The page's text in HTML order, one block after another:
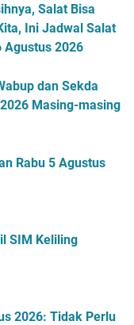
Salat Bisa
Ini Jadwal Salat
Agustus 2026
dan Sekda
Masing-masing
Rabu 5 Agustus
SIM Keliling
2026: Tidak Perlu